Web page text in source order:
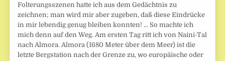
Folterungsszenen hatte ich aus dem Gedächtnis zu
zeichnen; man wird mir aber zugeben, daß diese Eindrücke
in mir lebendig genug bleiben konnten! ... So machte ich
mich denn auf den Weg. Am ersten Tag ritt ich von Naini-Tal
nach Almora. Almora (1680 Meter über dem Meer) ist die
letzte Bergstation nach der Grenze zu, wo europäische oder